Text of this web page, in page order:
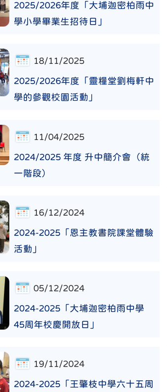
2025/2026年度「大埔迦密柏雨中
學小學畢業生招待日」
18/11/2025
2025/2026年度「靈糧堂劉梅軒中
學的參觀校園活動」
11/04/2025
2024/2025 年度 升中簡介會（統
一階段）
16/12/2024
2024-2025「恩主教書院課堂體驗
活動」
05/12/2024
2024-2025「大埔迦密柏雨中學
45周年校慶開放日」
19/11/2024
2024-2025「王肇枝中學六十五周